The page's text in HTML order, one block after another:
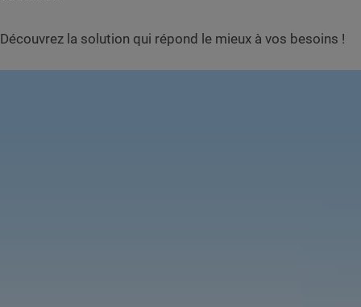
Découvrez la solution qui répond le mieux à vos besoins !